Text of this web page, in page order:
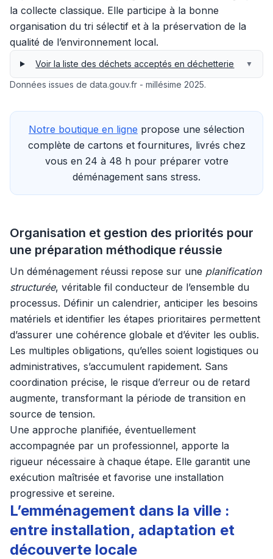
la collecte classique. Elle participe à la bonne
organisation du tri sélectif et à la préservation de la
qualité de l’environnement local.
Voir la liste des déchets acceptés en déchetterie ▼
Données issues de data.gouv.fr - millésime 2025.
Notre boutique en ligne propose une sélection
complète de cartons et fournitures, livrés chez
vous en 24 à 48 h pour préparer votre
déménagement sans stress.
Organisation et gestion des priorités pour
une préparation méthodique réussie
Un déménagement réussi repose sur une planification
structurée, véritable fil conducteur de l’ensemble du
processus. Définir un calendrier, anticiper les besoins
matériels et identifier les étapes prioritaires permettent
d’assurer une cohérence globale et d’éviter les oublis.
Les multiples obligations, qu’elles soient logistiques ou
administratives, s’accumulent rapidement. Sans
coordination précise, le risque d’erreur ou de retard
augmente, transformant la période de transition en
source de tension.
Une approche planifiée, éventuellement
accompagnée par un professionnel, apporte la
rigueur nécessaire à chaque étape. Elle garantit une
exécution maîtrisée et favorise une installation
progressive et sereine.
L’emménagement dans la ville :
entre installation, adaptation et
découverte locale